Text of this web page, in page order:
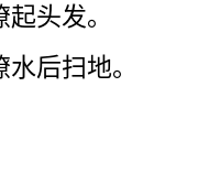
头发。
后扫地。